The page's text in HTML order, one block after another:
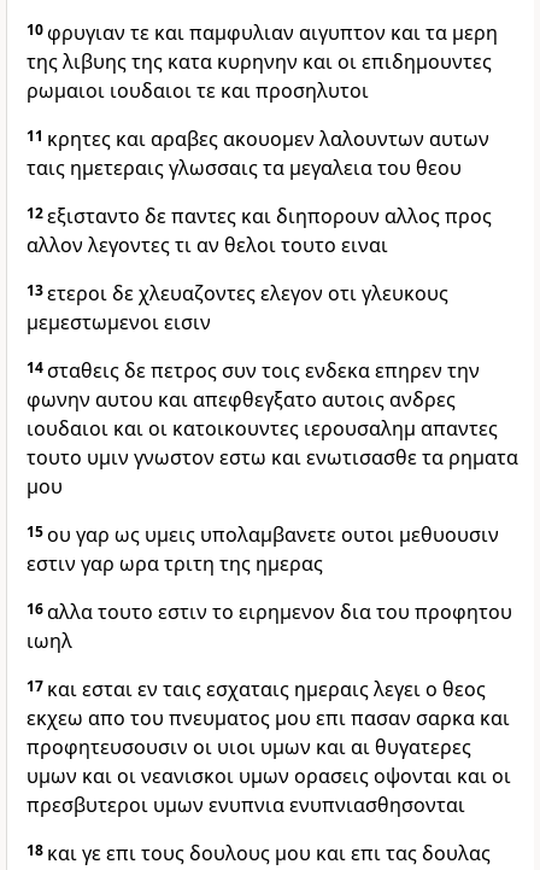
10φρυγιαν τε και παμφυλιαν αιγυπτον και τα μερη
της λιβυης της κατα κυρηνην και οι επιδημουντες
ρωμαιοι ιουδαιοι τε και προσηλυτοι
11 κρητες και αραβες ακουομεν λαλουντων αυτων
ταις ημετεραις γλωσσαις τα μεγαλεια του θεου
12εξισταντο δε παντες και διηπορουν αλλος προς
αλλον λεγοντες τι αν θελοι τουτο ειναι
13ετεροι δε χλευαζοντες ελεγον οτι γλευκους
μεμεστωμενοι εισιν
14σταθεις δε πετρος συν τοις ενδεκα επηρεν την
φωνην αυτου και απεφθεγξατο αυτοις ανδρες
ιουδαιοι και οι κατοικουντες ιερουσαλημ απαντες
τουτο υμιν γνωστον εστω και ενωτισασθε τα ρηματα
μου
15ου γαρ ως υμεις υπολαμβανετε ουτοι μεθυουσιν
εστιν γαρ ωρα τριτη της ημερας
16αλλα τουτο εστιν το ειρημενον δια του προφητου
ιωηλ
17 και εσται εν ταις εσχαταις ημεραις λεγει ο θεος
εκχεω απο του πνευματος μου επι πασαν σαρκα και
προφητευσουσιν οι υιοι υμων και αι θυγατερες
υμων και οι νεανισκοι υμων ορασεις οψονται και οι
πρεσβυτεροι υμων ενυπνια ενυπνιασθησονται
18 και γε επι τους δουλους μου και επι τας δουλας